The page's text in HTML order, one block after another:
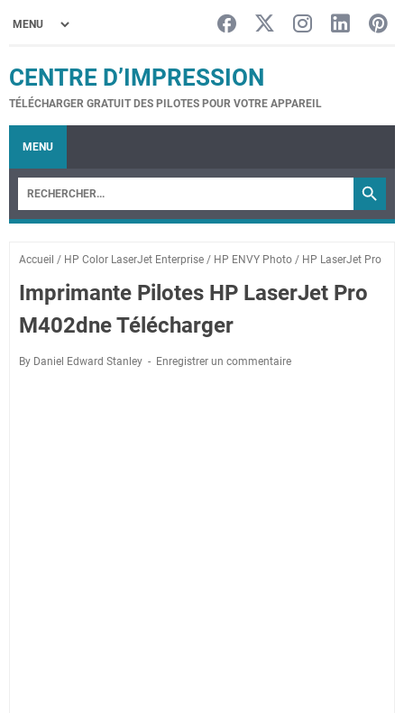
CENTRE D’IMPRESSION
TÉLÉCHARGER GRATUIT DES PILOTES POUR VOTRE APPAREIL
MENU
Accueil / HP Color LaserJet Enterprise / HP ENVY Photo / HP LaserJet Pro
Imprimante Pilotes HP LaserJet Pro
M402dne Télécharger
By Daniel Edward Stanley Enregistrer un commentaire